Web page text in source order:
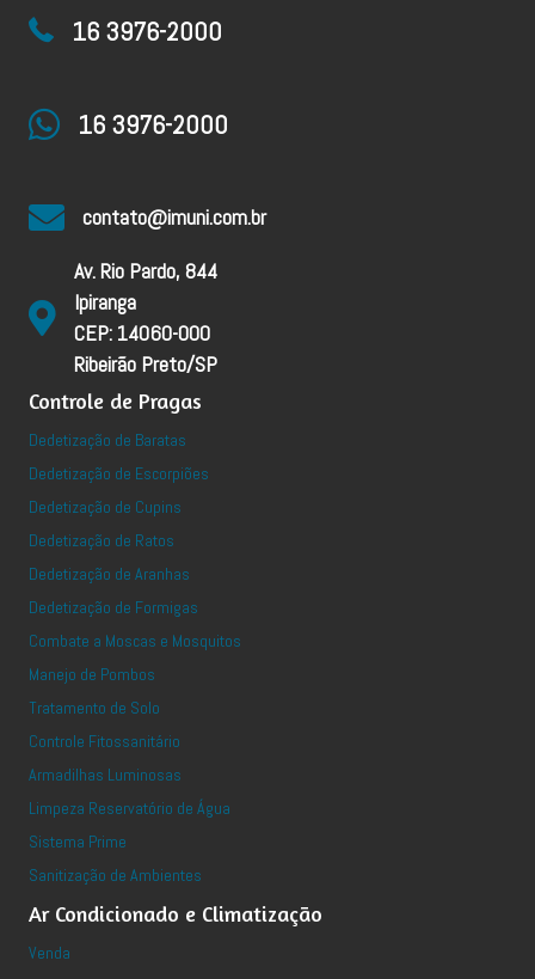
16 3976-2000
16 3976-2000
contato@imuni.com.br
Av. Rio Pardo, 844
Ipiranga
CEP: 14060-000
Ribeirão Preto/SP
Controle de Pragas
Dedetização de Baratas
Dedetização de Escorpiões
Dedetização de Cupins
Dedetização de Ratos
Dedetização de Aranhas
Dedetização de Formigas
Combate a Moscas e Mosquitos
Manejo de Pombos
Tratamento de Solo
Controle Fitossanitário
Armadilhas Luminosas
Limpeza Reservatório de Água
Sistema Prime
Sanitização de Ambientes
Ar Condicionado e Climatização
Venda